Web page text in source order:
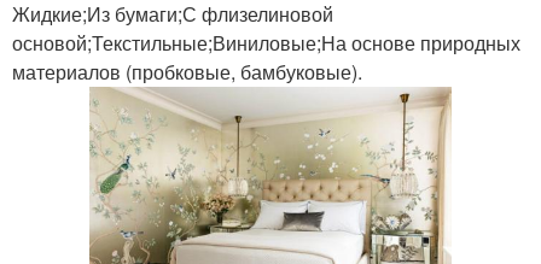
Жидкие;Из бумаги;С флизелиновой
основой;Текстильные;Виниловые;На основе природных
материалов (пробковые, бамбуковые).